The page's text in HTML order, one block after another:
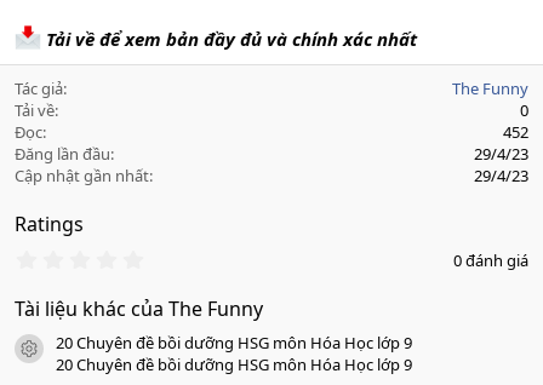
Tải về để xem bản đầy đủ và chính xác nhất
Tác giả
The Funny
Tải về
0
Đọc
452
Đăng lần đầu
29/4/23
Cập nhật gần nhất
29/4/23
Ratings
0
0
s
a
o
0 đánh giá
Tài liệu khác của The Funny
icon tài liệu
20 Chuyên đề bồi dưỡng HSG môn Hóa Học lớp 9
20 Chuyên đề bồi dưỡng HSG môn Hóa Học lớp 9